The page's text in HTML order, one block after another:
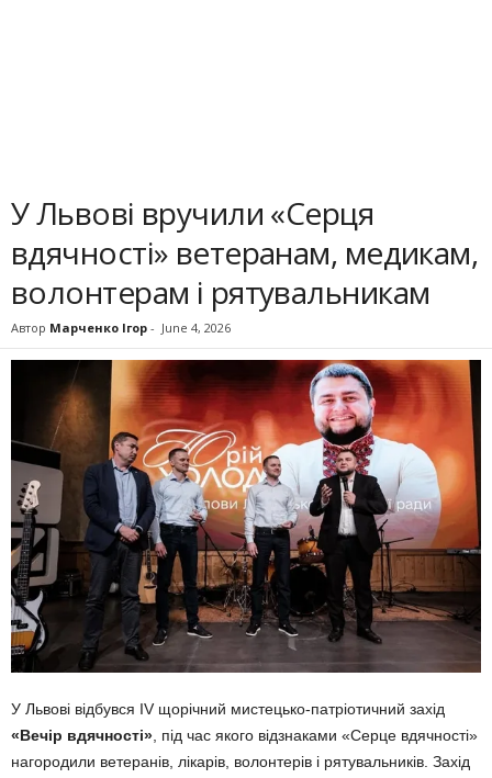
У Львові вручили «Серця
вдячності» ветеранам, медикам,
волонтерам і рятувальникам
Автор Марченко Ігор - June 4, 2026
У Львові відбувся IV щорічний мистецько-патріотичний захід
«Вечір вдячності», під час якого відзнаками «Серце вдячності»
нагородили ветеранів, лікарів, волонтерів і рятувальників. Захід